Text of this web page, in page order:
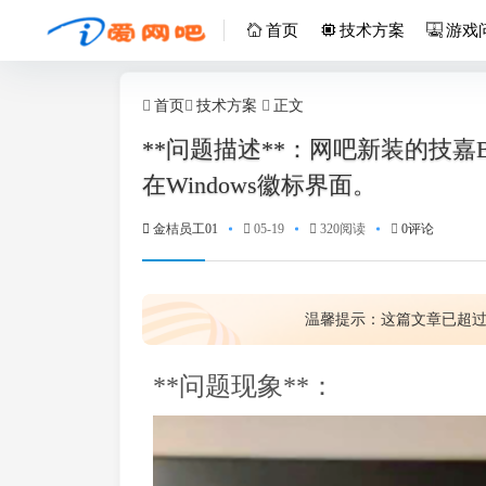
首页 技术方案 游戏
首页 技术方案 正文
**问题描述**：网吧新装的技嘉
在Windows徽标界面。
金桔员工01 05-19 320阅读 0评论
温馨提示：这篇文章已超
**问题现象**：